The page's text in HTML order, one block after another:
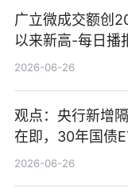
广立微成交额创
以来新高-每日播
2026-06-26
观点：央行新增
在即，30年国债
(511090) 盘中小
2026-06-26